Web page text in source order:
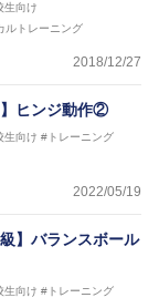
生向け
ルトレーニング
2018/12/27
】ヒンジ動作②
生向け #トレーニング
2022/05/19
】バランスボール
生向け #トレーニング